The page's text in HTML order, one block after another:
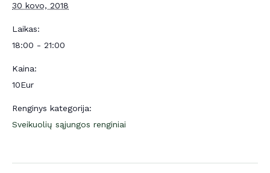
30 kovo, 2018
Laikas:
18:00 - 21:00
Kaina:
10Eur
Renginys kategorija:
Sveikuolių sąjungos renginiai